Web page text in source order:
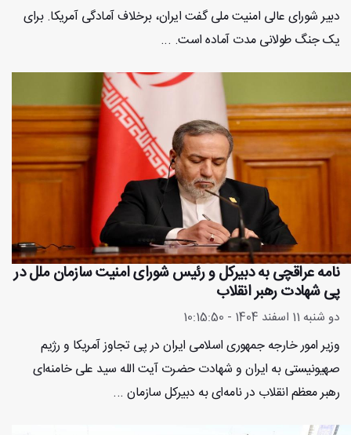
دبیر شورای عالی امنیت ملی گفت ایران، برخلاف آمادگی آمریکا. برای
یک جنگ طولانی مدت آماده است. ...
نامه عراقچی به دبیرکل و رئیس شورای امنیت سازمان ملل در
پی شهادت رهبر انقلاب
دو شنبه 11 اسفند 1404 - 10:15:50
وزیر امور خارجه جمهوری اسلامی ایران در پی تجاوز آمریکا و رژیم
صهیونیستی به ایران و شهادت حضرت آیت الله سید علی خامنه‌ای
رهبر معظم انقلاب در نامه‌ای به دبیرکل سازمان ...